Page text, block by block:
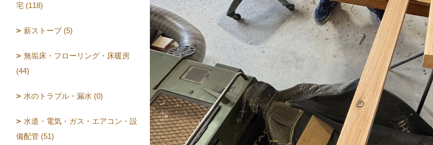
宅 (118)
薪ストーブ (5)
無垢床・フローリング・床暖房
(44)
水のトラブル・漏水 (0)
水道・電気・ガス・エアコン・設
備配管 (51)